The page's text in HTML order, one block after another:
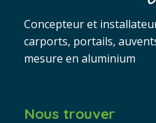
Concepteur et
carports, portails,
mesure en aluminium
Nous trouver